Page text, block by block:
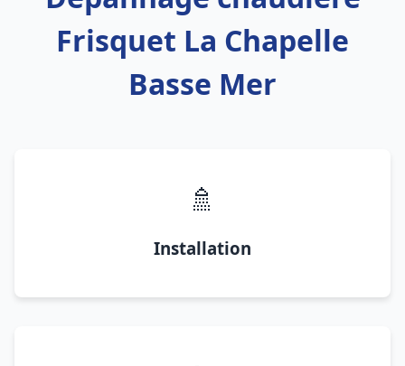
Frisquet La Chapelle
Basse Mer
🚿
Installation